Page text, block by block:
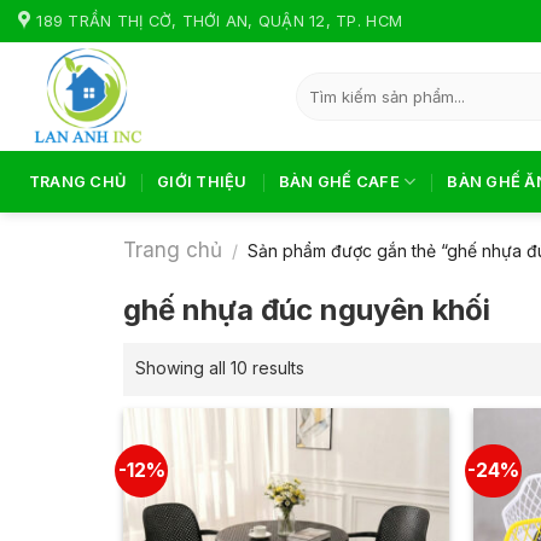
Skip
to
content
189 TRẦN THỊ CỜ, THỚI AN, QUẬN 12, TP. HCM
kiếm:
TRANG CHỦ GIỚI THIỆU BÀN GHẾ CAFE BÀN GHẾ
Trang chủ / Sản phẩm được gắn thẻ “ghế nhựa
ghế nhựa đúc nguyên khối
Showing all 10 results
-12% -24%